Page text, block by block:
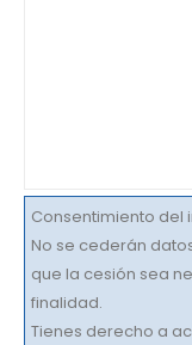
Consentimiento del
No se cederán
que la cesión sea
finalidad.
Tienes derecho a